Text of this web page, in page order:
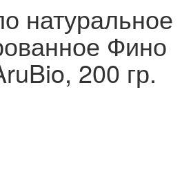
натуральное
Фино
200 гр.